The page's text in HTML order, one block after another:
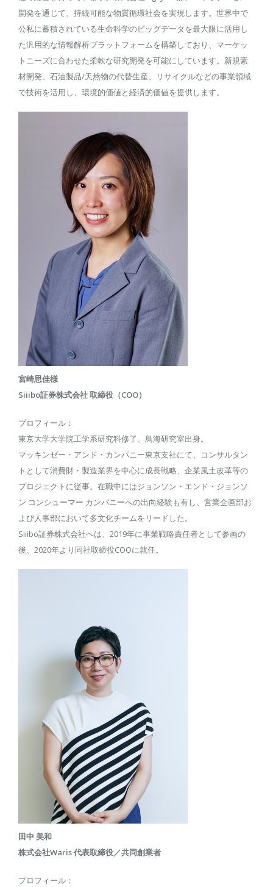
開発を通じて、持続可能な物質循環社会を実現します。世界中で
公私に蓄積されている生命科学のビッグデータを最大限に活用し
た汎用的な情報解析プラットフォームを構築しており、マーケッ
トニーズに合わせた柔軟な研究開発を可能にしています。新規素
材開発、石油製品/天然物の代替生産、リサイクルなどの事業領域
で技術を活用し、環境的価値と経済的価値を提供します。
宮崎思佳様
Siiibo証券株式会社 取締役（COO）
プロフィール：
東京大学大学院工学系研究科修了、鳥海研究室出身。
マッキンゼー・アンド・カンパニー東京支社にて、コンサルタン
トとして消費財・製造業界を中心に成長戦略、企業風土改革等の
プロジェクトに従事。在職中にはジョンソン・エンド・ジョンソ
ン コンシューマー カンパニーへの出向経験も有し、営業企画部お
よび人事部において多文化チームをリードした。
Siiibo証券株式会社へは、2019年に事業戦略責任者として参画の
後、2020年より同社取締役COOに就任。
田中 美和
株式会社Waris 代表取締役／共同創業者
プロフィール：